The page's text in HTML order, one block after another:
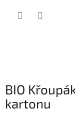
BIO
kartonu